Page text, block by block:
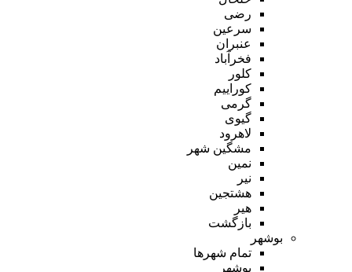
رضی
سرعین
عنبران
فخرآباد
کلور
کوراییم
گرمی
گیوی
لاهرود
مشگین شهر
نمین
نیر
هشتجین
هیر
بازگشت
بوشهر
تمام شهر‌ها
بوشهر